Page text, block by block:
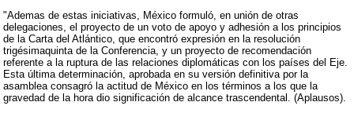
"Ademas de estas iniciativas, México formuló, en unión de otras
delegaciones, el proyecto de un voto de apoyo y adhesión a los principios
de la Carta del Atlántico, que encontró expresión en la resolución
trigésimaquinta de la Conferencia, y un proyecto de recomendación
referente a la ruptura de las relaciones diplomáticas con los países del Eje.
Esta última determinación, aprobada en su versión definitiva por la
asamblea consagró la actitud de México en los términos a los que la
gravedad de la hora dio significación de alcance trascendental. (Aplausos).